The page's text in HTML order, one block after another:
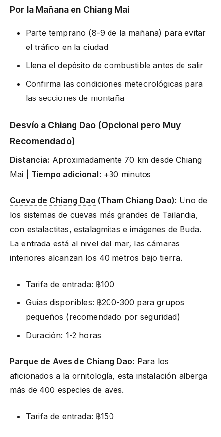
Por la Mañana en Chiang Mai
Parte temprano (8-9 de la mañana) para evitar
el tráfico en la ciudad
Llena el depósito de combustible antes de salir
Confirma las condiciones meteorológicas para
las secciones de montaña
Desvío a Chiang Dao (Opcional pero Muy
Recomendado)
Distancia: Aproximadamente 70 km desde Chiang
Mai | Tiempo adicional: +30 minutos
Cueva de Chiang Dao (Tham Chiang Dao): Uno de
los sistemas de cuevas más grandes de Tailandia,
con estalactitas, estalagmitas e imágenes de Buda.
La entrada está al nivel del mar; las cámaras
interiores alcanzan los 40 metros bajo tierra.
Tarifa de entrada: ฿100
Guías disponibles: ฿200-300 para grupos
pequeños (recomendado por seguridad)
Duración: 1-2 horas
Parque de Aves de Chiang Dao: Para los
aficionados a la ornitología, esta instalación alberga
más de 400 especies de aves.
Tarifa de entrada: ฿150